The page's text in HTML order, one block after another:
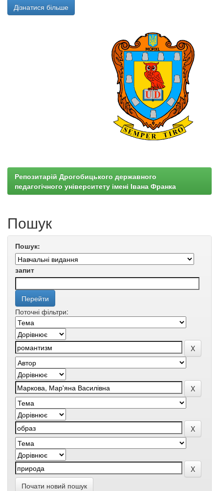
Дізнатися більше
Репозитарій Дрогобицького державного
педагогічного університету імені Івана Франка
Пошук
Пошук:
запит
Поточні фільтри:
Почати новий пошук